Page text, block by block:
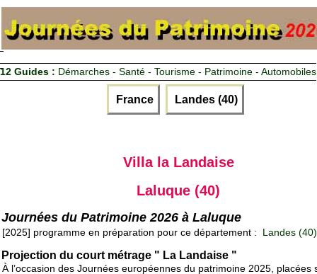
12 Guides : Démarches - Santé - Tourisme - Patrimoine - Automobiles
France Landes (40)
Villa la Landaise
Laluque (40)
Journées du Patrimoine 2026 à Laluque
[2025] programme en préparation pour ce département : Landes (40)
Projection du court métrage " La Landaise "
À l’occasion des Journées européennes du patrimoine 2025, placées